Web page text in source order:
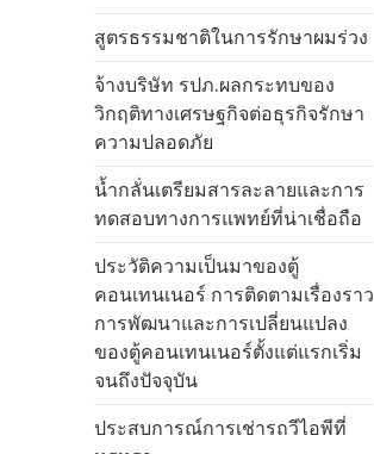
สูตรธรรมชาติในการรักษาผมร่วง
จ้างบริษัท รปภ.ผลกระทบของ
วิกฤติทางเศรษฐกิจต่อธุรกิจรักษา
ความปลอดภัย
น้ำกลั่นเตรียมสารละลายและการ
ทดสอบทางการแพทย์ที่น่าเชื่อถือ
ประวัติความเป็นมาของตู้
คอนเทนเนอร์ การติดตามเรื่องราว
การพัฒนาและการเปลี่ยนแปลง
ของตู้คอนเทนเนอร์ตั้งแต่แรกเริ่ม
จนถึงปัจจุบัน
ประสบการณ์การเช่ารถวีไอพีที่